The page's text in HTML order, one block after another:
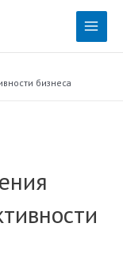
Main
бизнеса